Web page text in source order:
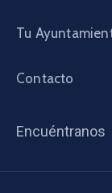
Tu
Contacto
Encuéntranos